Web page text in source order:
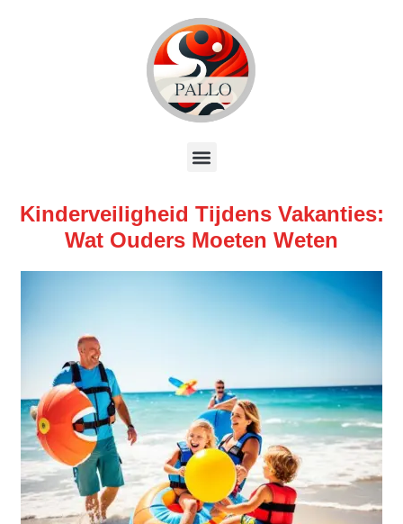
Kinderveiligheid Tijdens Vakanties:
Wat Ouders Moeten Weten